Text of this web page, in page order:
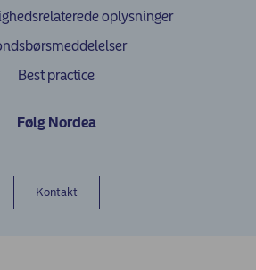
oplysninger(opens in
Best practice
Følg Nordea
Kontakt